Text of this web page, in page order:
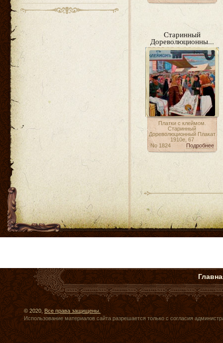
Старинный
Дореволюционны...
Платки с клеймом.
Старинный
Дореволюционный Плакат
1910е, 67
Подробнее
No 1824
© 2020,Все права защищены.
Использование материалов сайта разрешается только с согласия